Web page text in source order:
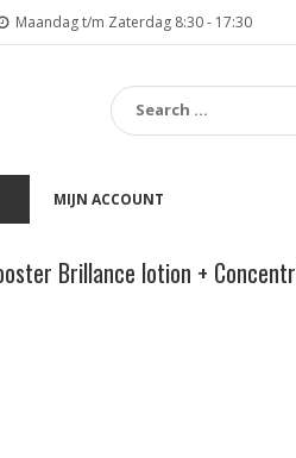
Maandag t/m Zaterdag 8:30 - 17:30
:
MIJN ACCOUNT
Brillance lotion +